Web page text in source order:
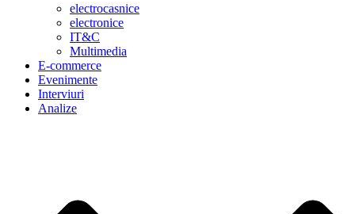
electrocasnice
electronice
IT&C
Multimedia
E-commerce
Evenimente
Interviuri
Analize